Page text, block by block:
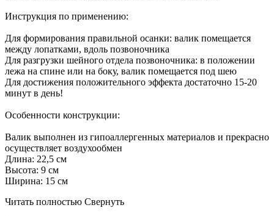
Инструкция по применению:
Для формирования правильной осанки: валик помещается
между лопатками, вдоль позвоночника
Для разгрузки шейного отдела позвоночника: в положении
лежа на спине или на боку, валик помещается под шею
Для достижения положительного эффекта достаточно 15-20
минут в день!
Особенности конструкции:
Валик выполнен из гипоаллергенных материалов и прекрасно
осуществляет воздухообмен
Длина: 22,5 см
Высота: 9 см
Ширина: 15 см
Читать полностью Свернуть